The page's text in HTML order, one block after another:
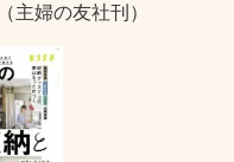
主婦の友社刊）